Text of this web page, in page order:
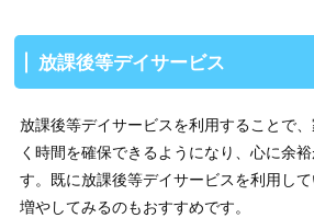
放課後等デイサービス
放課後等デイサービスを利用することで
く時間を確保できるようになり、心に余
す。既に放課後等デイサービスを利用し
増やしてみるのもおすすめです。